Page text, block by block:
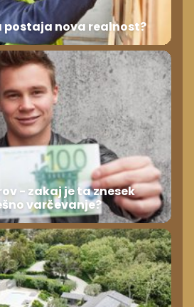
postaja nova realnost?
- zakaj je ta znesek
varčevanje?